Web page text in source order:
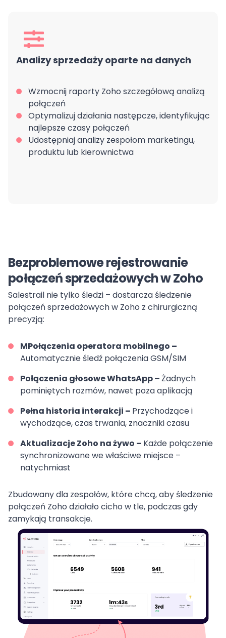
Analizy sprzedaży oparte na danych
Wzmocnij raporty Zoho szczegółową analizą
połączeń
Optymalizuj działania następcze, identyfikując
najlepsze czasy połączeń
Udostępniaj analizy zespołom marketingu,
produktu lub kierownictwa
Bezproblemowe rejestrowanie
połączeń sprzedażowych w Zoho
Salestrail nie tylko śledzi – dostarcza śledzenie
połączeń sprzedażowych w Zoho z chirurgiczną
precyzją:
MPołączenia operatora mobilnego –
Automatycznie śledź połączenia GSM/SIM
Połączenia głosowe WhatsApp –Żadnych
pominiętych rozmów, nawet poza aplikacją
Pełna historia interakcji – Przychodzące i
wychodzące, czas trwania, znaczniki czasu
Aktualizacje Zoho na żywo – Każde połączenie
synchronizowane we właściwe miejsce –
natychmiast
Zbudowany dla zespołów, które chcą, aby śledzenie
połączeń Zoho działało cicho w tle, podczas gdy
zamykają transakcje.